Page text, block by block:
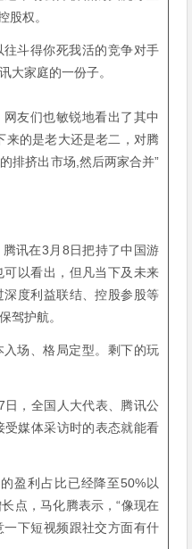
股权。
斗得你死我活的竞争对手
大家庭的一份子。
友们也敏锐地看出了其中
来的是老大还是老二，对腾
排挤出市场,然后两家合并”
讯在3月8日把持了中国游
以看出，但凡当下及未来
度利益联结、控股参股等
驾护航。
场、格局定型。剩下的玩
，全国人大代表、腾讯公
媒体采访时的表态就能看
盈利占比已经降至50%以
点，马化腾表示，“像现在
下短视频跟社交方面有什